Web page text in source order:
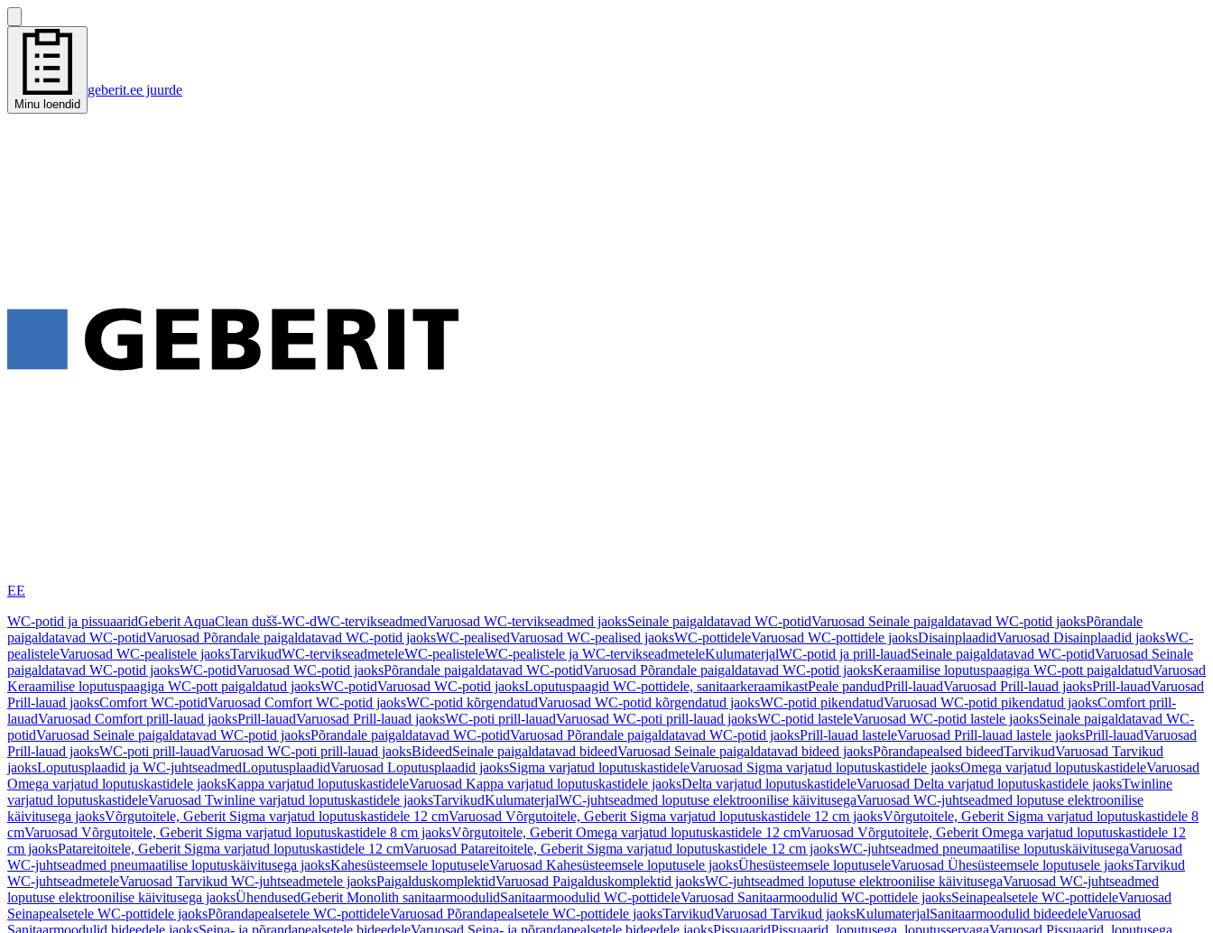
Minu loendid
geberit.ee juurde
EE
WC-potid ja pissuaaridGeberit AquaClean dušš-WC-dWC-tervikseadmedVaruosad WC-tervikseadmed jaoksSeinale paigaldatavad WC-potidVaruosad Seinale paigaldatavad WC-potid jaoksPõrandale
paigaldatavad WC-potidVaruosad Põrandale paigaldatavad WC-potid jaoksWC-pealisedVaruosad WC-pealised jaoksWC-pottideleVaruosad WC-pottidele jaoksDisainplaadidVaruosad Disainplaadid jaoksWC-
pealisteleVaruosad WC-pealistele jaoksTarvikudWC-tervikseadmeteleWC-pealisteleWC-pealistele ja WC-tervikseadmeteleKulumaterjalWC-potid ja prill-lauadSeinale paigaldatavad WC-potidVaruosad Seinale
paigaldatavad WC-potid jaoksWC-potidVaruosad WC-potid jaoksPõrandale paigaldatavad WC-potidVaruosad Põrandale paigaldatavad WC-potid jaoksKeraamilise loputuspaagiga WC-pott paigaldatudVaruosad
Keraamilise loputuspaagiga WC-pott paigaldatud jaoksWC-potidVaruosad WC-potid jaoksLoputuspaagid WC-pottidele, sanitaarkeraamikastPeale pandudPrill-lauadVaruosad Prill-lauad jaoksPrill-lauadVaruosad
Prill-lauad jaoksComfort WC-potidVaruosad Comfort WC-potid jaoksWC-potid kõrgendatudVaruosad WC-potid kõrgendatud jaoksWC-potid pikendatudVaruosad WC-potid pikendatud jaoksComfort prill-
lauadVaruosad Comfort prill-lauad jaoksPrill-lauadVaruosad Prill-lauad jaoksWC-poti prill-lauadVaruosad WC-poti prill-lauad jaoksWC-potid lasteleVaruosad WC-potid lastele jaoksSeinale paigaldatavad WC-
potidVaruosad Seinale paigaldatavad WC-potid jaoksPõrandale paigaldatavad WC-potidVaruosad Põrandale paigaldatavad WC-potid jaoksPrill-lauad lasteleVaruosad Prill-lauad lastele jaoksPrill-lauadVaruosad
Prill-lauad jaoksWC-poti prill-lauadVaruosad WC-poti prill-lauad jaoksBideedSeinale paigaldatavad bideedVaruosad Seinale paigaldatavad bideed jaoksPõrandapealsed bideedTarvikudVaruosad Tarvikud
jaoksLoputusplaadid ja WC-juhtseadmedLoputusplaadidVaruosad Loputusplaadid jaoksSigma varjatud loputuskastideleVaruosad Sigma varjatud loputuskastidele jaoksOmega varjatud loputuskastideleVaruosad
Omega varjatud loputuskastidele jaoksKappa varjatud loputuskastideleVaruosad Kappa varjatud loputuskastidele jaoksDelta varjatud loputuskastideleVaruosad Delta varjatud loputuskastidele jaoksTwinline
varjatud loputuskastideleVaruosad Twinline varjatud loputuskastidele jaoksTarvikudKulumaterjalWC-juhtseadmed loputuse elektroonilise käivitusegaVaruosad WC-juhtseadmed loputuse elektroonilise
käivitusega jaoksVõrgutoitele, Geberit Sigma varjatud loputuskastidele 12 cmVaruosad Võrgutoitele, Geberit Sigma varjatud loputuskastidele 12 cm jaoksVõrgutoitele, Geberit Sigma varjatud loputuskastidele 8
cmVaruosad Võrgutoitele, Geberit Sigma varjatud loputuskastidele 8 cm jaoksVõrgutoitele, Geberit Omega varjatud loputuskastidele 12 cmVaruosad Võrgutoitele, Geberit Omega varjatud loputuskastidele 12
cm jaoksPatareitoitele, Geberit Sigma varjatud loputuskastidele 12 cmVaruosad Patareitoitele, Geberit Sigma varjatud loputuskastidele 12 cm jaoksWC-juhtseadmed pneumaatilise loputuskäivitusegaVaruosad
WC-juhtseadmed pneumaatilise loputuskäivitusega jaoksKahesüsteemsele loputuseleVaruosad Kahesüsteemsele loputusele jaoksÜhesüsteemsele loputuseleVaruosad Ühesüsteemsele loputusele jaoksTarvikud
WC-juhtseadmeteleVaruosad Tarvikud WC-juhtseadmetele jaoksPaigalduskomplektidVaruosad Paigalduskomplektid jaoksWC-juhtseadmed loputuse elektroonilise käivitusegaVaruosad WC-juhtseadmed
loputuse elektroonilise käivitusega jaoksÜhendusedGeberit Monolith sanitaarmoodulidSanitaarmoodulid WC-pottideleVaruosad Sanitaarmoodulid WC-pottidele jaoksSeinapealsetele WC-pottideleVaruosad
Seinapealsetele WC-pottidele jaoksPõrandapealsetele WC-pottideleVaruosad Põrandapealsetele WC-pottidele jaoksTarvikudVaruosad Tarvikud jaoksKulumaterjalSanitaarmoodulid bideedeleVaruosad
Sanitaarmoodulid bideedele jaoksSeina- ja põrandapealsetele bideedeleVaruosad Seina- ja põrandapealsetele bideedele jaoksPissuaaridPissuaarid, loputusega, loputusservagaVaruosad Pissuaarid, loputusega,